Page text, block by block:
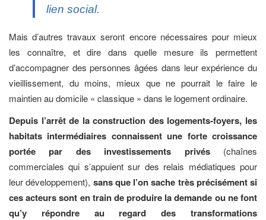
lien social.
Mais d’autres travaux seront encore nécessaires pour mieux
les connaître, et dire dans quelle mesure ils permettent
d’accompagner des personnes âgées dans leur expérience du
vieillissement, du moins, mieux que ne pourrait le faire le
maintien au domicile « classique » dans le logement ordinaire.
Depuis l’arrêt de la construction des logements-foyers, les
habitats intermédiaires connaissent une forte croissance
portée par des investissements privés(chaînes
commerciales qui s’appuient sur des relais médiatiques pour
leur développement), sans que l’on sache très précisément si
ces acteurs sont en train de produire la demande ou ne font
qu’y répondre au regard des transformations